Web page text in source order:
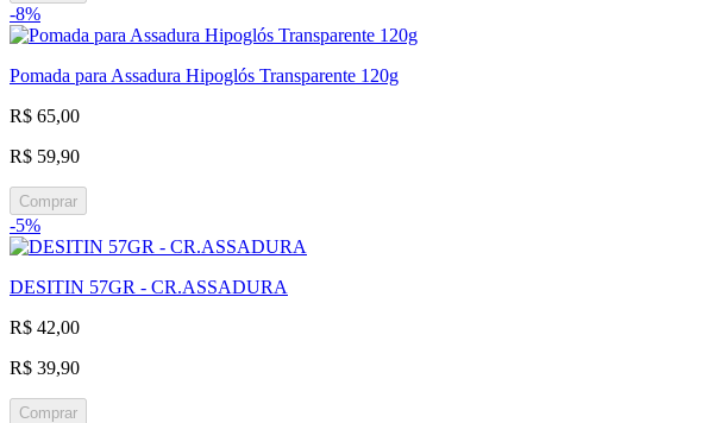
-8%
Pomada para Assadura Hipoglós Transparente 120g
R$ 65,00
R$ 59,90
Comprar
-5%
DESITIN 57GR - CR.ASSADURA
R$ 42,00
R$ 39,90
Comprar